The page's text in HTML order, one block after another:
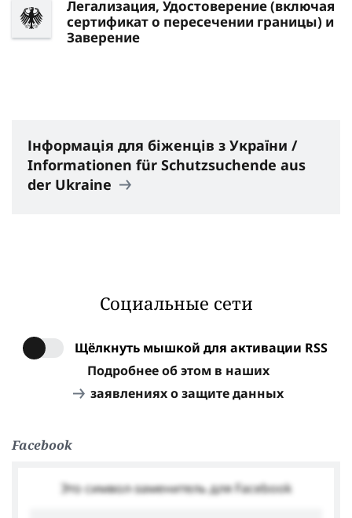
Легализация, Удостоверение (включая
сертификат о пересечении границы) и
Заверение
Інформація для біженців з України /
Informationen für Schutzsuchende aus
der Ukraine
Социальные сети
Щёлкнуть мышкой для активации RSS
Подробнее об этом в наших
заявлениях о защите данных
Facebook
Это символ-заменитель для Facebook